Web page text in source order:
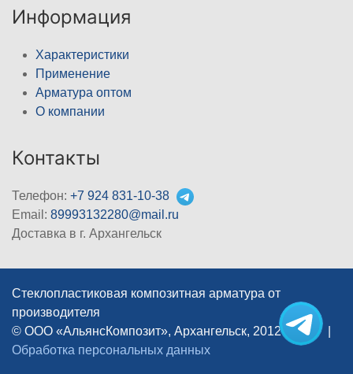
Информация
Характеристики
Применение
Арматура оптом
О компании
Контакты
Телефон: +7 924 831-10-38
Email: 89993132280@mail.ru
Доставка в г. Архангельск
Стеклопластиковая композитная арматура от
производителя
© ООО «АльянсКомпозит», Архангельск, 2012–2026
Обработка персональных данных